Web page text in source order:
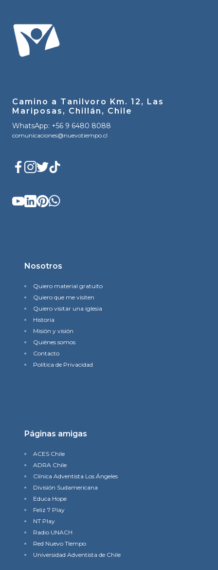
Camino a Tanilvoro Km. 12, Las
Mariposas, Chillán, Chile
WhatsApp: +56 9 6480 8088
comunicaciones@nuevotiempo.cl
Nosotros
Quiero material gratuito
Quiero que me visiten
Quiero visitar una iglesia
Historia
Misión y visión
Quiénes somos
Contacto
Política de Privacidad
Páginas amigas
ACES Chile
ADRA Chile
Clínica Adventista Los Ángeles
División Sudamericana
Educa Hope
Feliz 7 Play
NT Play
Radio UNACH
Red Nuevo TIempo
Universidad Adventista de Chile